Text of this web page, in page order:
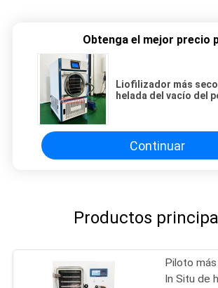
Obtenga el mejor precio
Liofilizador más
helada del vacío del
la comida precio de
Continuar
Productos
Piloto
In Situ de